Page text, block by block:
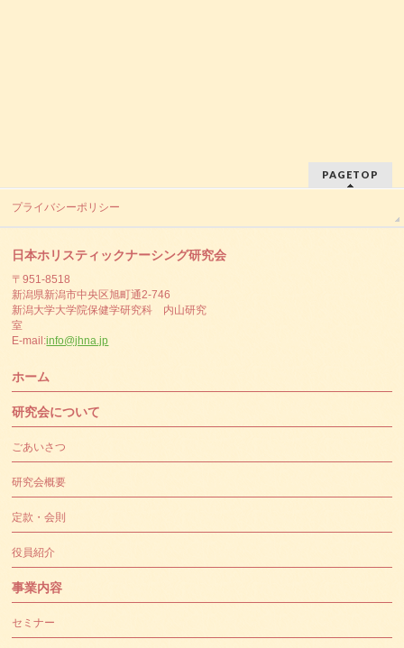
PAGETOP
プライバシーポリシー
日本ホリスティックナーシング研究会
〒951-8518
新潟県新潟市中央区旭町通2-746
新潟大学大学院保健学研究科 内山研究
室
E-mail:info@jhna.jp
ホーム
研究会について
ごあいさつ
研究会概要
定款・会則
役員紹介
事業内容
セミナー